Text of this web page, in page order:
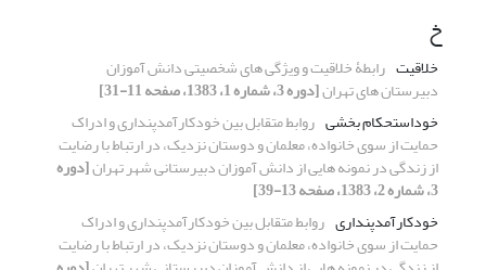
خ
خلاقیت رابطۀ خلاقیت و ویژگی های شخصیتی دانش آموزان
دبیرستان های تهران[دوره 3، شماره 1، 1383، صفحه 11-31]
خوداستحکام بخشی روابط متقابل بین خودکارآمدپنداری و ادراک
حمایت از سوی خانواده، معلمان و دوستان نزدیک، در ارتباط با رضایت
از زندگی در نمونه هایی از دانش آموزان دبیرستانی شهر تهران[دوره
3، شماره 2، 1383، صفحه 13-39]
خودکارآمدپنداری روابط متقابل بین خودکارآمدپنداری و ادراک
حمایت از سوی خانواده، معلمان و دوستان نزدیک، در ارتباط با رضایت